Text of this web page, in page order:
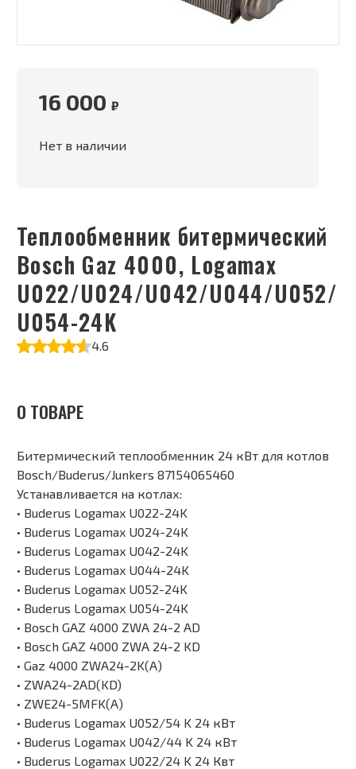
Теплообменник битермический
Bosch Gaz 4000, Logamax
U022/U024/U042/U044/U052/
U054-24K
4.6
16 000 ₽
Нет в наличии
О ТОВАРЕ
Битермический теплообменник 24 кВт для котлов
Bosch/Buderus/Junkers 87154065460
Устанавливается на котлах:
• Buderus Logamax U022-24K
• Buderus Logamax U024-24K
• Buderus Logamax U042-24K
• Buderus Logamax U044-24K
• Buderus Logamax U052-24K
• Buderus Logamax U054-24K
• Bosch GAZ 4000 ZWA 24-2 AD
• Bosch GAZ 4000 ZWA 24-2 KD
• Gaz 4000 ZWA24-2K(A)
• ZWA24-2AD(KD)
• ZWE24-5MFK(A)
• Buderus Logamax U052/54 K 24 кВт
• Buderus Logamax U042/44 K 24 кВт
• Buderus Logamax U022/24 K 24 Квт